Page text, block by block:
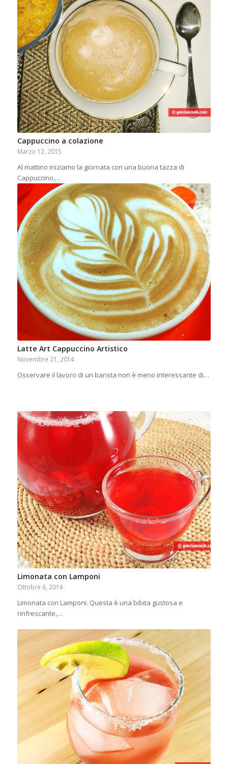
Cappuccino a colazione
Marzo 12, 2015
Al mattino iniziamo la giornata con una buona tazza di
Cappuccino,…
Latte Art Cappuccino Artistico
Novembre 21, 2014
Osservare il lavoro di un barista non è meno interessante di…
Limonata con Lamponi
Ottobre 6, 2014
Limonata con Lamponi. Questa è una bibita gustosa e
rinfrescante,…